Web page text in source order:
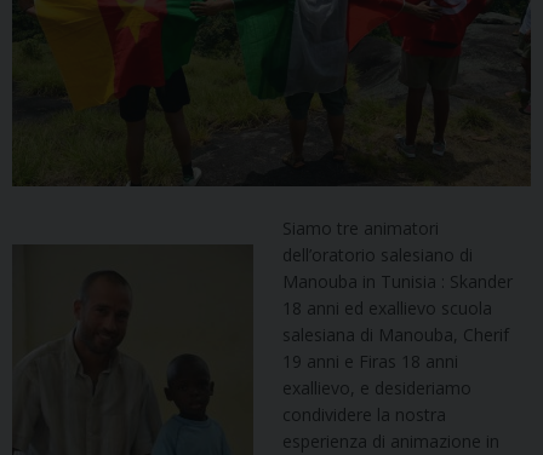
Siamo tre animatori
dell’oratorio salesiano di
Manouba in Tunisia : Skander
18 anni ed exallievo scuola
salesiana di Manouba, Cherif
19 anni e Firas 18 anni
exallievo, e desideriamo
condividere la nostra
esperienza di animazione in